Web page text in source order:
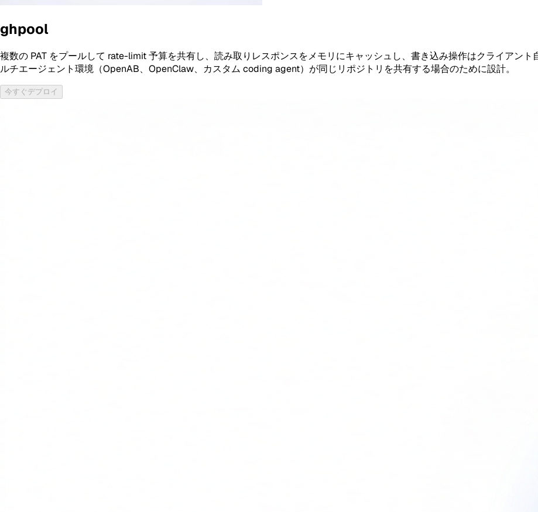
ghpool
複数の PAT をプールして rate-limit 予算を共有し、読み取りレスポンスをメモリにキャッシュし、書き込み操作はクライアン
ルチエージェント環境（OpenAB、OpenClaw、カスタム coding agent）が同じリポジトリを共有する場合のために設計。
今すぐデプロイ